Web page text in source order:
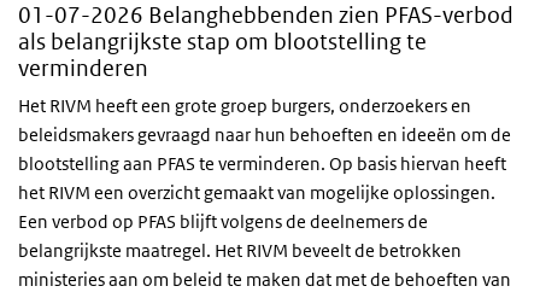
01-07-2026 Belanghebbenden zien PFAS-verbod
als belangrijkste stap om blootstelling te
verminderen
Het RIVM heeft een grote groep burgers, onderzoekers en
beleidsmakers gevraagd naar hun behoeften en ideeën om de
blootstelling aan PFAS te verminderen. Op basis hiervan heeft
het RIVM een overzicht gemaakt van mogelijke oplossingen.
Een verbod op PFAS blijft volgens de deelnemers de
belangrijkste maatregel. Het RIVM beveelt de betrokken
ministeries aan om beleid te maken dat met de behoeften van